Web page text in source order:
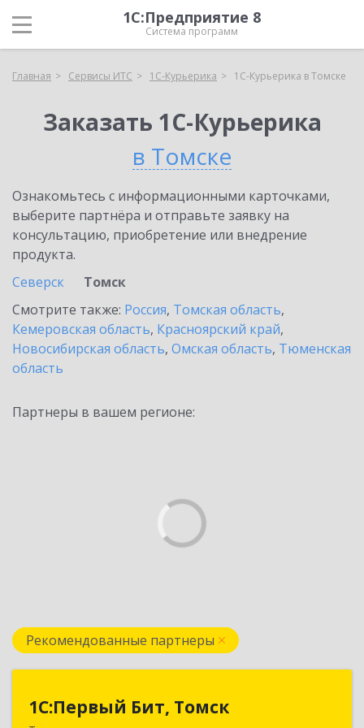
1С:Предприятие 8
Система программ
Главная Сервисы ИТС 1С-Курьерика 1С-Курьерика в Томске
Заказать 1С-Курьерика
в Томске
Ознакомьтесь с информационными карточками,
выберите партнёра и отправьте заявку на
консультацию, приобретение или внедрение
продукта.
Северск
Томск
Смотрите также: Россия, Томская область,
Кемеровская область, Красноярский край,
Новосибирская область, Омская область, Тюменская
область
Партнеры в вашем регионе:
Рекомендованные партнеры
1С:Первый Бит, Томск